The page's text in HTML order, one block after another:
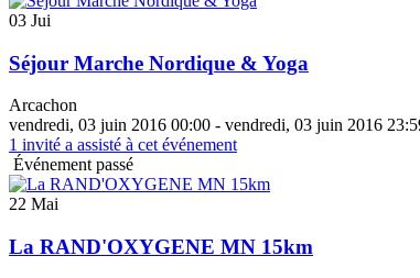
03 Jui
Séjour Marche Nordique & Yoga
Arcachon
vendredi, 03 juin 2016 00:00 - vendredi, 03 juin 2016
1 invité a assisté à cet événement
Événement passé
22 Mai
La RAND'OXYGENE MN 15km